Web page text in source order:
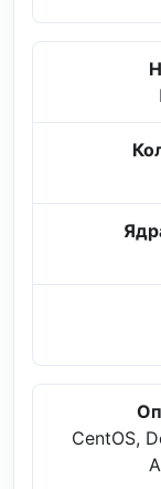
CentOS,